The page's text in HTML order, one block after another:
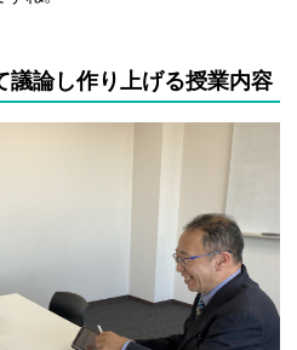
議論し作り上げる授業内容